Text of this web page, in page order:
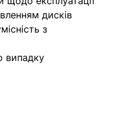
дисків
з
випадку